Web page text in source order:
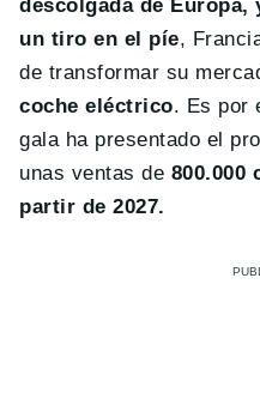
descolgada de Europa,
un tiro en el píe,
de transformar su
coche eléctrico. Es por
gala ha presentado el
unas ventas de 800.000
partir de 2027.